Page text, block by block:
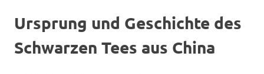
Ursprung und Geschichte des
Schwarzen Tees aus China